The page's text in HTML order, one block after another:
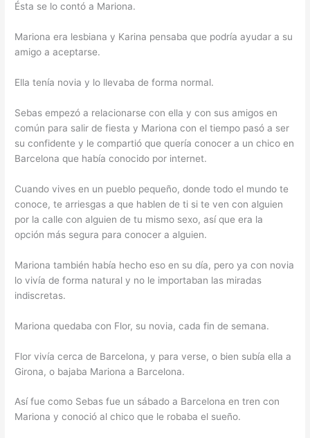
Ésta se lo contó a Mariona.
Mariona era lesbiana y Karina pensaba que podría ayudar a su
amigo a aceptarse.
Ella tenía novia y lo llevaba de forma normal.
Sebas empezó a relacionarse con ella y con sus amigos en
común para salir de fiesta y Mariona con el tiempo pasó a ser
su confidente y le compartió que quería conocer a un chico en
Barcelona que había conocido por internet.
Cuando vives en un pueblo pequeño, donde todo el mundo te
conoce, te arriesgas a que hablen de ti si te ven con alguien
por la calle con alguien de tu mismo sexo, así que era la
opción más segura para conocer a alguien.
Mariona también había hecho eso en su día, pero ya con novia
lo vivía de forma natural y no le importaban las miradas
indiscretas.
Mariona quedaba con Flor, su novia, cada fin de semana.
Flor vivía cerca de Barcelona, y para verse, o bien subía ella a
Girona, o bajaba Mariona a Barcelona.
Así fue como Sebas fue un sábado a Barcelona en tren con
Mariona y conoció al chico que le robaba el sueño.